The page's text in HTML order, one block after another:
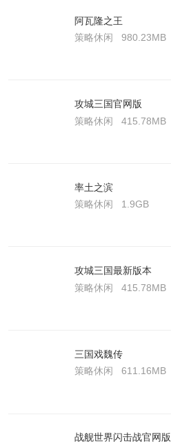
阿瓦隆之王
策略休闲
980.23MB
攻城三国官网版
策略休闲
415.78MB
率土之滨
策略休闲
1.9GB
攻城三国最新版本
策略休闲
415.78MB
三国戏魏传
策略休闲
611.16MB
战舰世界闪击战官网版